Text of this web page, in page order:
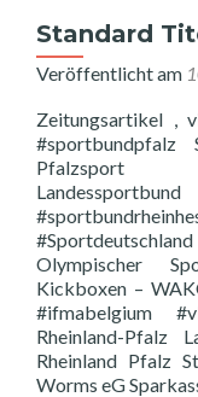
Standard
Veröffentlicht am
Zeitungsartikel ,
#sportbundpfalz
Pfalzsport
Olympischer
Kickboxen –
#ifmabelgium
Rheinland-Pfalz
Rheinland Pfalz
Worms eG